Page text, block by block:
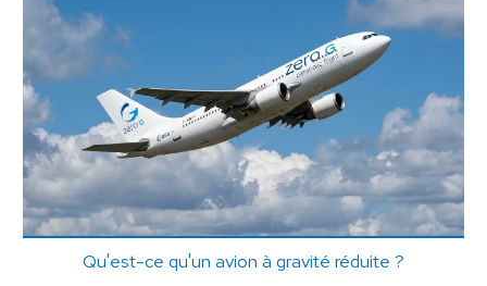
Qu'est-ce qu'un avion à gravité réduite ?